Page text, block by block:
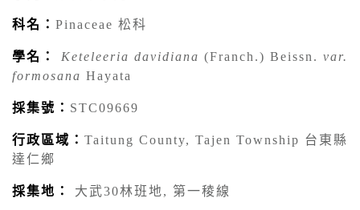
科名： Pinaceae 松科
學名： Keteleeria davidiana (Franch.) Beissn. var.
formosana Hayata
採集號： STC09669
行政區域： Taitung County, Tajen Township 台東縣
達仁鄉
採集地： 大武30林班地, 第一稜線